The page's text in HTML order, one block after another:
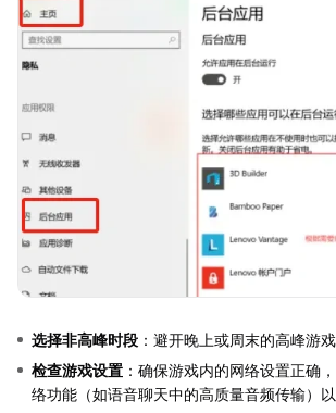
选择非高峰时段 ：避开晚上或周末的高峰游戏
检查游戏设置 ：确保游戏内的网络设置正确
络功能（如语音聊天中的高质量音频传输）以